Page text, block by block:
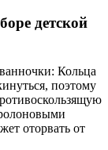
детской
Кольца
поэтому
оторвать от